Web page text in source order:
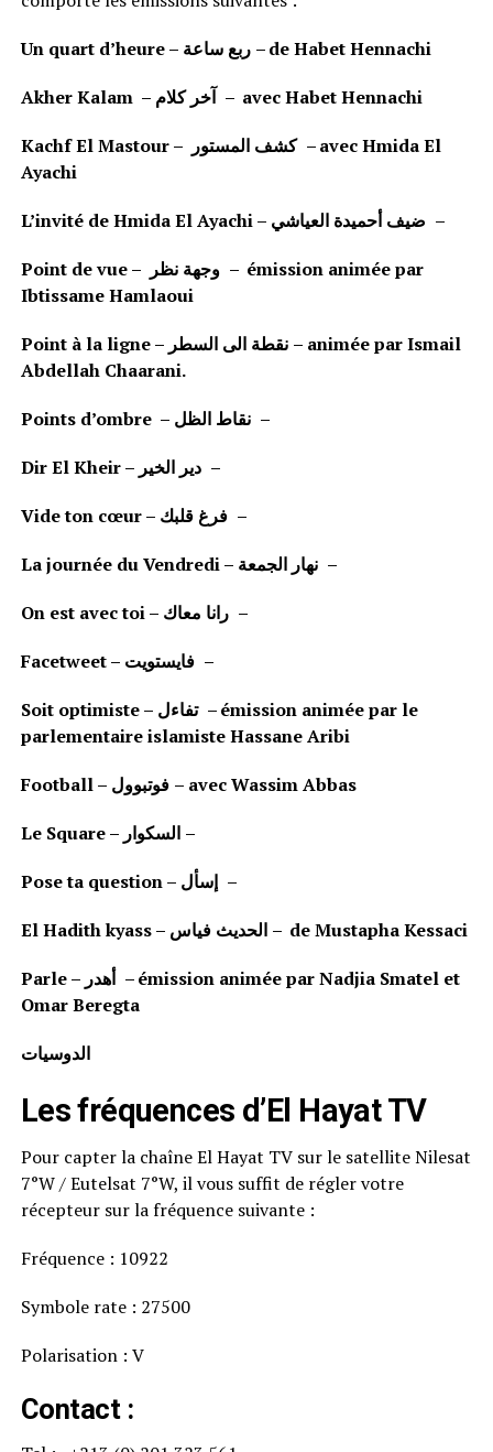
Un quart d’heure – ربع ساعة– de Habet Hennachi
Akher Kalam – آخر كلام – avec Habet Hennachi
Kachf El Mastour – كشف المستور– avec Hmida El
Ayachi
L’invité de Hmida El Ayachi – ضيف أحميدة العياشي –
Point de vue – وجهة نظر– émission animée par
Ibtissame Hamlaoui
Point à la ligne –
نقطة الى السطر – animée par Ismail
Abdellah Chaarani.
Points d’ombre – نقاط الظل–
Dir El Kheir – دير الخير–
Vide ton cœur – فرغ قلبك–
La journée du Vendredi – نهار الجمعة–
On est avec toi – رانا معاك–
Facetweet – فايستويت–
Soit optimiste – تفاءل– émission animée par le
parlementaire islamiste Hassane Aribi
Football – فوتبوول – avec Wassim Abbas
Le Square – السكوار–
Pose ta question – إسأل–
El Hadith kyass – الحديث فياس– de Mustapha Kessaci
Parle – أهدر– émission animée par Nadjia Smatel et
Omar Beregta
الدوسيات
Les fréquences d’El Hayat TV
Pour capter la chaîne El Hayat TV sur le satellite Nilesat
7°W / Eutelsat 7°W, il vous suffit de régler votre
récepteur sur la fréquence suivante :
Fréquence : 10922
Symbole rate : 27500
Polarisation : V
Contact :